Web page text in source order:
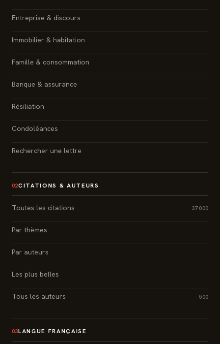
Entreprise & discours
Immobilier & habitation
Famille & consommation
Banque & assurance
Résiliation
Condoléances
Rechercher une lettre
02CITATIONS & AUTEURS
Toutes les citations 37 000
Par thèmes
Par auteurs
Les plus belles
Tous les auteurs 500
03LANGUE FRANÇAISE